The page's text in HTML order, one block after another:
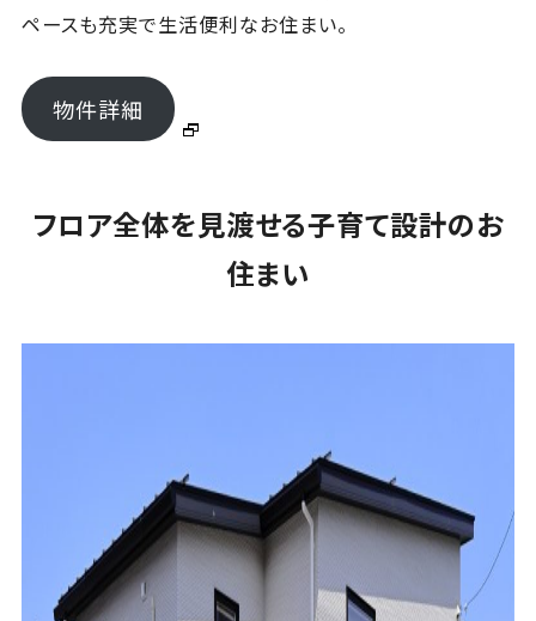
ペースも充実で生活便利なお住まい。
物件詳細
フロア全体を見渡せる子育て設計のお
住まい